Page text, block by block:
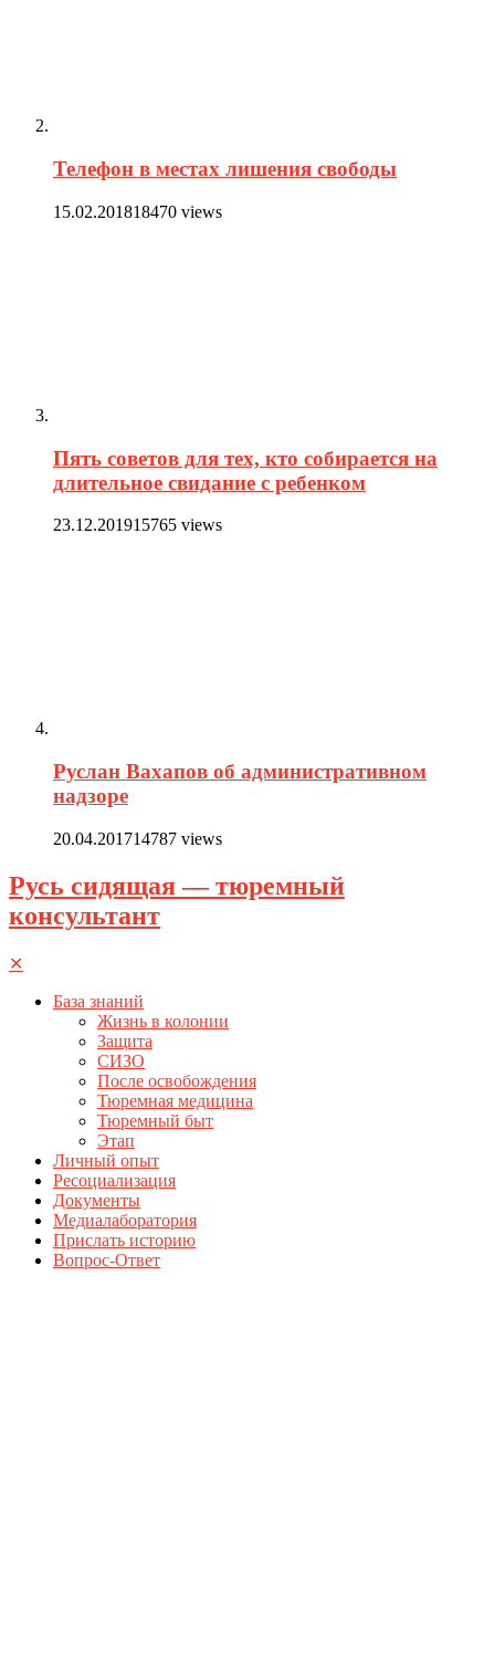
Телефон в местах лишения свободы
15.02.201818470 views
Пять советов для тех, кто собирается на
длительное свидание с ребенком
23.12.201915765 views
Руслан Вахапов об административном
надзоре
20.04.201714787 views
Русь сидящая — тюремный
консультант
✕
База знаний
Жизнь в колонии
Защита
СИЗО
После освобождения
Тюремная медицина
Тюремный быт
Этап
Личный опыт
Ресоциализация
Документы
Медиалаборатория
Прислать историю
Вопрос-Ответ